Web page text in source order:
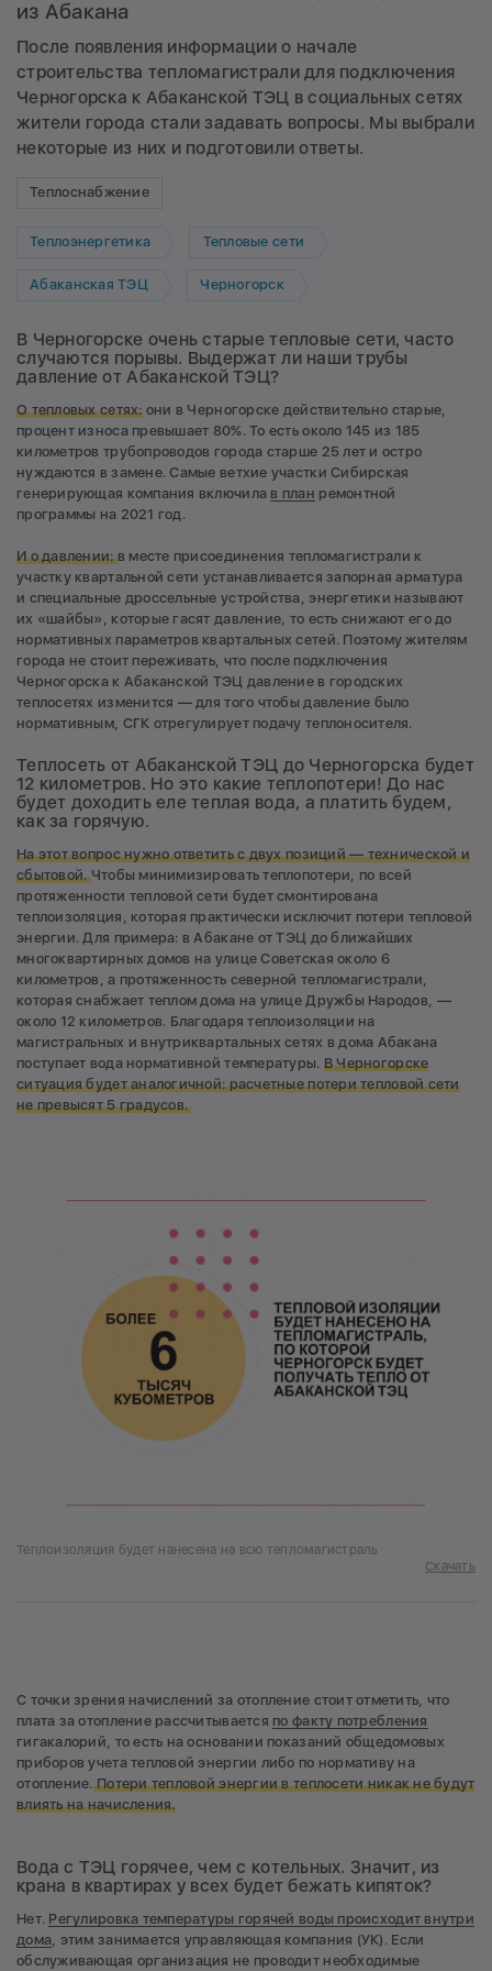
из Абакана
После появления информации о начале
строительства тепломагистрали для подключения
Черногорска к Абаканской ТЭЦ в социальных сетях
жители города стали задавать вопросы. Мы выбрали
некоторые из них и подготовили ответы.
Теплоснабжение
Теплоэнергетика Тепловые сети
Абаканская ТЭЦ Черногорск
В Черногорске очень старые тепловые сети, часто
случаются порывы. Выдержат ли наши трубы
давление от Абаканской ТЭЦ?
О тепловых сетях:они в Черногорске действительно старые,
процент износа превышает 80%. То есть около 145 из 185
километров трубопроводов города старше 25 лет и остро
нуждаются в замене. Самые ветхие участки Сибирская
генерирующая компания включила в план ремонтной
программы на 2021 год.
И о давлении:в месте присоединения тепломагистрали к
участку квартальной сети устанавливается запорная арматура
и специальные дроссельные устройства, энергетики называют
их «шайбы», которые гасят давление, то есть снижают его до
нормативных параметров квартальных сетей. Поэтому жителям
города не стоит переживать, что после подключения
Черногорска к Абаканской ТЭЦ давление в городских
теплосетях изменится — для того чтобы давление было
нормативным, СГК отрегулирует подачу теплоносителя.
Теплосеть от Абаканской ТЭЦ до Черногорска будет
12 километров. Но это какие теплопотери! До нас
будет доходить еле теплая вода, а платить будем,
как за горячую.
На этот вопрос нужно ответить с двух позиций — технической и
сбытовой.Чтобы минимизировать теплопотери, по всей
протяженности тепловой сети будет смонтирована
теплоизоляция, которая практически исключит потери тепловой
энергии. Для примера: в Абакане от ТЭЦ до ближайших
многоквартирных домов на улице Советская около 6
километров, а протяженность северной тепломагистрали,
которая снабжает теплом дома на улице Дружбы Народов, —
около 12 километров. Благодаря теплоизоляции на
магистральных и внутриквартальных сетях в дома Абакана
поступает вода нормативной температуры. В Черногорске
ситуация будет аналогичной: расчетные потери тепловой сети
не превысят 5 градусов.
Теплоизоляция будет нанесена на всю тепломагистраль
Скачать
С точки зрения начислений за отопление стоит отметить, что
плата за отопление рассчитывается по факту потребления
гигакалорий, то есть на основании показаний общедомовых
приборов учета тепловой энергии либо по нормативу на
отопление.Потери тепловой энергии в теплосети никак не будут
влиять на начисления.
Вода с ТЭЦ горячее, чем с котельных. Значит, из
крана в квартирах у всех будет бежать кипяток?
Нет. Регулировка температуры горячей воды происходит внутри
дома , этим занимается управляющая компания (УК). Если
обслуживающая организация не проводит необходимые